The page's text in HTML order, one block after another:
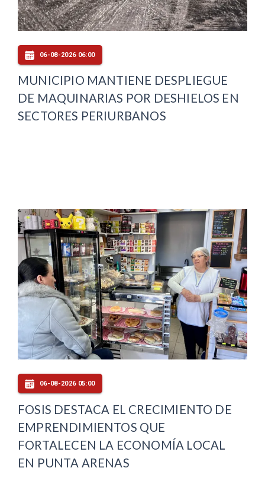
06-08-2026 06:00
MUNICIPIO MANTIENE DESPLIEGUE
DE MAQUINARIAS POR DESHIELOS EN
SECTORES PERIURBANOS
06-08-2026 05:00
FOSIS DESTACA EL CRECIMIENTO DE
EMPRENDIMIENTOS QUE
FORTALECEN LA ECONOMÍA LOCAL
EN PUNTA ARENAS